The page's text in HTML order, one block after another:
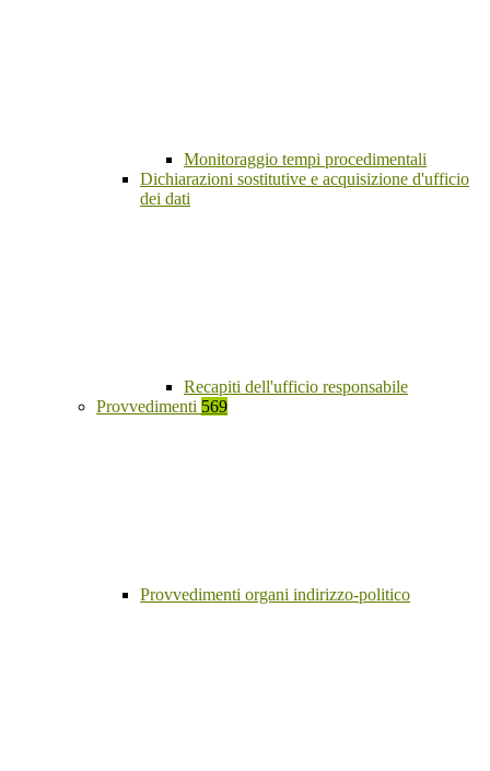
Monitoraggio tempi procedimentali
Dichiarazioni sostitutive e acquisizione d'ufficio
dei dati
Recapiti dell'ufficio responsabile
Provvedimenti 569
Provvedimenti organi indirizzo-politico